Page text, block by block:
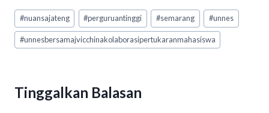
at
s
A
p
e
b
o
k
ea
ds
ke
dI
n
ai
l
t
Post
Tags:
#nuansajateng #perguruantinggi #semarang #unnes
#unnesbersamajvicchinakolaborasipertukaranmahasiswa
Tinggalkan Balasan